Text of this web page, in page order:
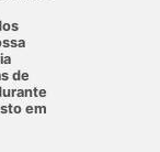
de
em